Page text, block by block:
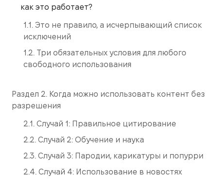
как это работает?
1.1. Это не правило, а исчерпывающий список
исключений
1.2. Три обязательных условия для любого
свободного использования
Раздел 2. Когда можно использовать контент без
разрешения
2.1. Случай 1: Правильное цитирование
2.2. Случай 2: Обучение и наука
2.3. Случай 3: Пародии, карикатуры и попурри
2.4. Случай 4: Использование в новостях